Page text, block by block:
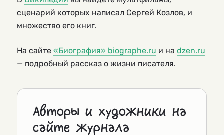
сценарий которых написал Сергей Козлов, и
множество его книг.
На сайте «Биография» biographe.ru и на dzen.ru
— подробный рассказ о жизни писателя.
Авторы и художники на
сайте журнала